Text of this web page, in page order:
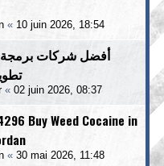
« 10 juin 2026, 18:54
أفضل شركات برمجة
« 02 juin 2026, 08:37
Buy Weed Cocaine in
« 30 mai 2026, 11:48